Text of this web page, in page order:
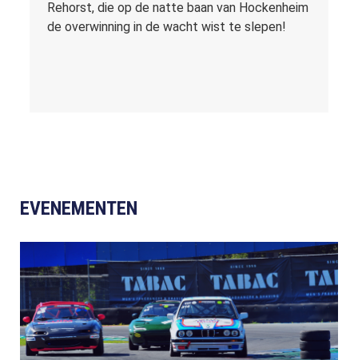
Rehorst, die op de natte baan van Hockenheim
de overwinning in de wacht wist te slepen!
EVENEMENTEN